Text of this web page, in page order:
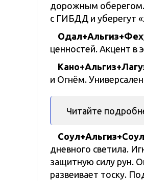
дорожным
с ГИБДД и уберегут
ценностей. Акцент в
и Огнём.
Читайте
Соул+Альгиз+Соул
дневного светила.
защитную силу рун.
развеивает тоску.